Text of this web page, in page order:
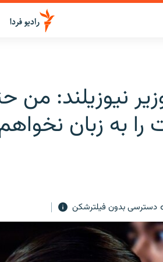
نیوزیلند: من
به زبان
دسترسی بدون فیلترشکن